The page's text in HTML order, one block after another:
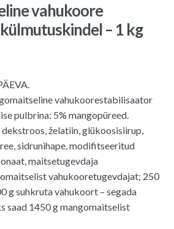
vahukoore
– 1 kg
vahukoorestabilisaator
pulbrina: 5% mangopüreed.
želatiin, glükoosisiirup,
sidrunihape, modifitseeritud
maitsetugevdaja
vahukooretugevdajat; 250
g suhkruta vahukoort – segada
saad 1450 g mangomaitselist